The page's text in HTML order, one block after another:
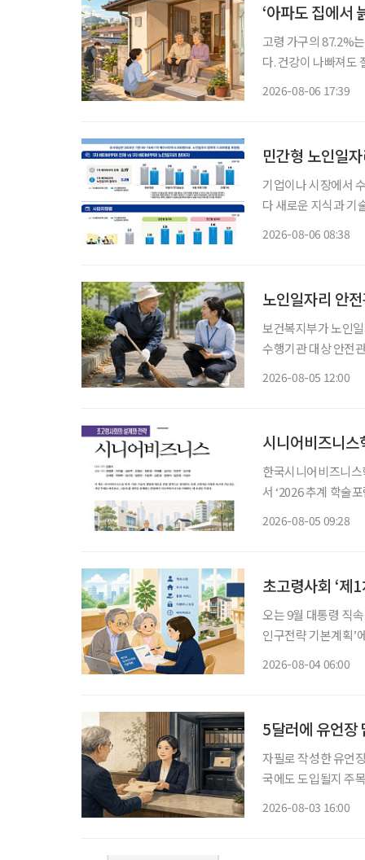
‘아파도 집에서
고령 가구의 87.2%
다. 건강이 나빠져도
2026-08-06 17:39
민간형 노인일
기업이나 시장에서
다 새로운 지식과 기
2026-08-06 08:38
노인일자리 안
보건복지부가 노인
수행기관 대상 안전
2026-08-05 12:00
시니어비즈니
한국시니어비즈니
서 ‘2026 추계 학술
2026-08-05 09:28
초고령사회 ‘제
오는 9월 대통령 직
인구전략 기본계획’에 관심이 모이고 있다.
2026-08-04 06:00
5달러에 유언
자필로 작성한 유언
국에도 도입될지 주
2026-08-03 16:00